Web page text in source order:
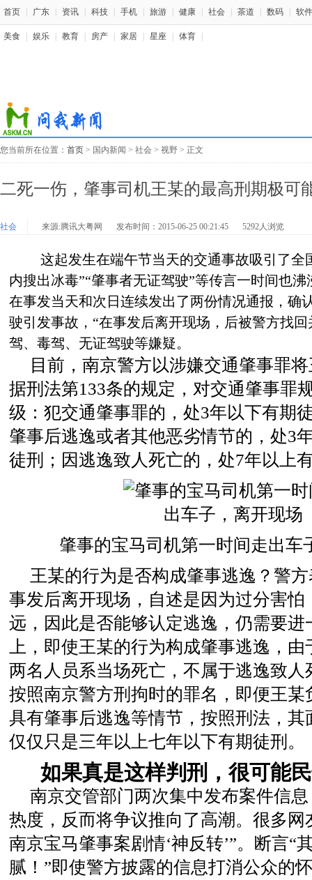
首页 广东 资讯 科技 手机 旅游 健康 社会 茶道 数码 软件
美食 娱乐 教育 房产 家居 星座 体育
您当前所在位置： 首页 > 国内新闻 > 社会 > 视野 > 正文
二死一伤，肇事司机王某的最高刑期极可
社会 来源:腾讯大粤网 发布时间：2015-06-25 00:21:45 5292人浏览
这起发生在端午节当天的交通事故吸引了全
内搜出冰毒”“肇事者无证驾驶”等传言一时间也
在事发当天和次日连续发出了两份情况通报，确
驶引发事故，“在事发后离开现场，后被警方找
驾、毒驾、无证驾驶等嫌疑。
目前，南京警方以涉嫌交通肇事罪
据刑法第133条的规定，对交通肇事罪
级：犯交通肇事罪的，处3年以下有期
肇事后逃逸或者其他恶劣情节的，处3
徒刑；因逃逸致人死亡的，处7年以上
肇事的宝马司机第一时间走出车
王某的行为是否构成肇事逃逸？警
事发后离开现场，自述是因为过分害怕
远，因此是否能够认定逃逸，仍需要进
上，即使王某的行为构成肇事逃逸，
两名人员系当场死亡，不属于逃逸致人
按照南京警方刑拘时的罪名，即便王某
具有肇事后逃逸等情节，按照刑法，其
仅仅只是三年以上七年以下有期徒刑。
如果真是这样判刑，很可能
南京交管部门两次集中发布案件信
热度，反而将争议推向了高潮。很多网
南京宝马肇事案剧情‘神反转’”。断言“
腻！”即使警方披露的信息打消公众的